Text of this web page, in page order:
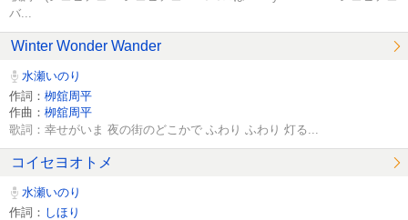
バ...
Winter Wonder Wander
水瀬いのり
作詞： 栁舘周平
作曲： 栁舘周平
歌詞：幸せがいま 夜の街のどこかで ふわり ふわり 灯る...
コイセヨオトメ
水瀬いのり
作詞： しほり